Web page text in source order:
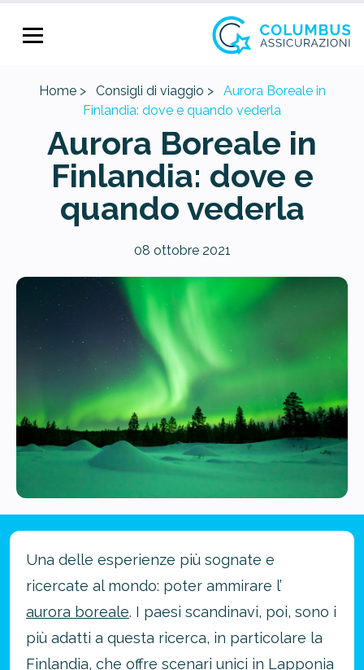
Home > Consigli di viaggio >
Aurora Boreale in
Finlandia: dove e quando vederla
Aurora Boreale in
Finlandia: dove e
quando vederla
08 ottobre 2021
Una delle esperienze più sognate e
ricercate al mondo: poter ammirare l’
aurora boreale. I paesi scandinavi, poi, sono i
più adatti a questa ricerca, in particolare la
Finlandia, che offre scenari unici in Lapponia